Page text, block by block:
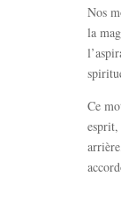
Nos
la
Ce